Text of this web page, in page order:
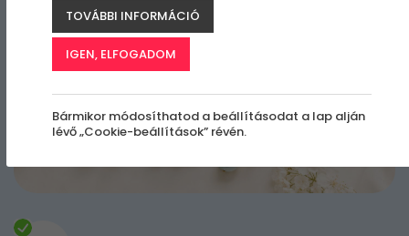
TOVÁBBI INFORMÁCIÓ
IGEN, ELFOGADOM
Bármikor módosíthatod a beállításodat a lap alján
lévő „Cookie-beállítások” révén.